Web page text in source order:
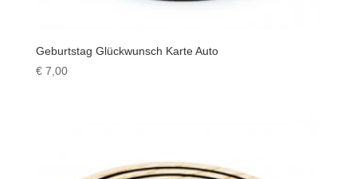
Geburtstag Glückwunsch Karte Auto
€7,00